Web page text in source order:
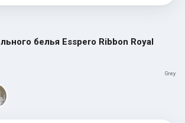
белья Esspero Ribbon Royal
Grey